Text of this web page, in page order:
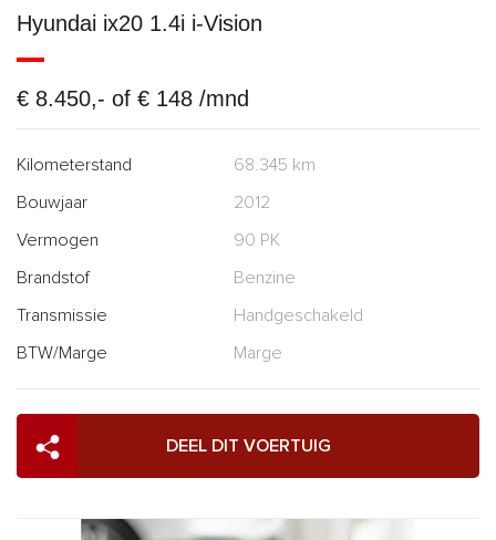
Hyundai ix20 1.4i i-Vision
€ 8.450,- of € 148 /mnd
Kilometerstand
68.345 km
Bouwjaar
2012
Vermogen
90 PK
Brandstof
Benzine
Transmissie
Handgeschakeld
BTW/Marge
Marge
DEEL DIT VOERTUIG